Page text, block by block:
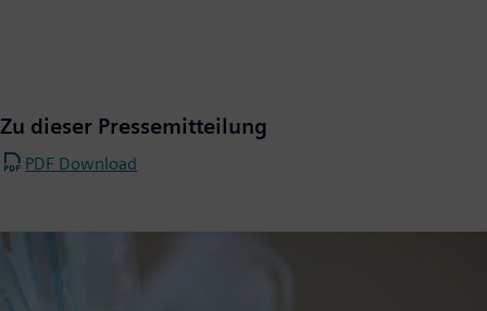
Zu dieser Pressemitteilung
PDF Download